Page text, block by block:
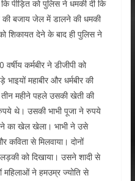
पीड़ित को पुलिस ने धमकी दी कि
बजाय जेल में डालने की धमकी
शिकायत देने के बाद ही पुलिस ने
कर्मबीर ने डीजीपी को
महाबीर और धर्मबीर की
महीने पहले उसकी खेती की
थे। उसकी भाभी पूजा ने रुपये
का खेल खेला। भाभी ने उसे
कविता से मिलवाया। दोनों
को दिखाया। उसने शादी से
महिलाओं ने हमउम्र ज्योति से